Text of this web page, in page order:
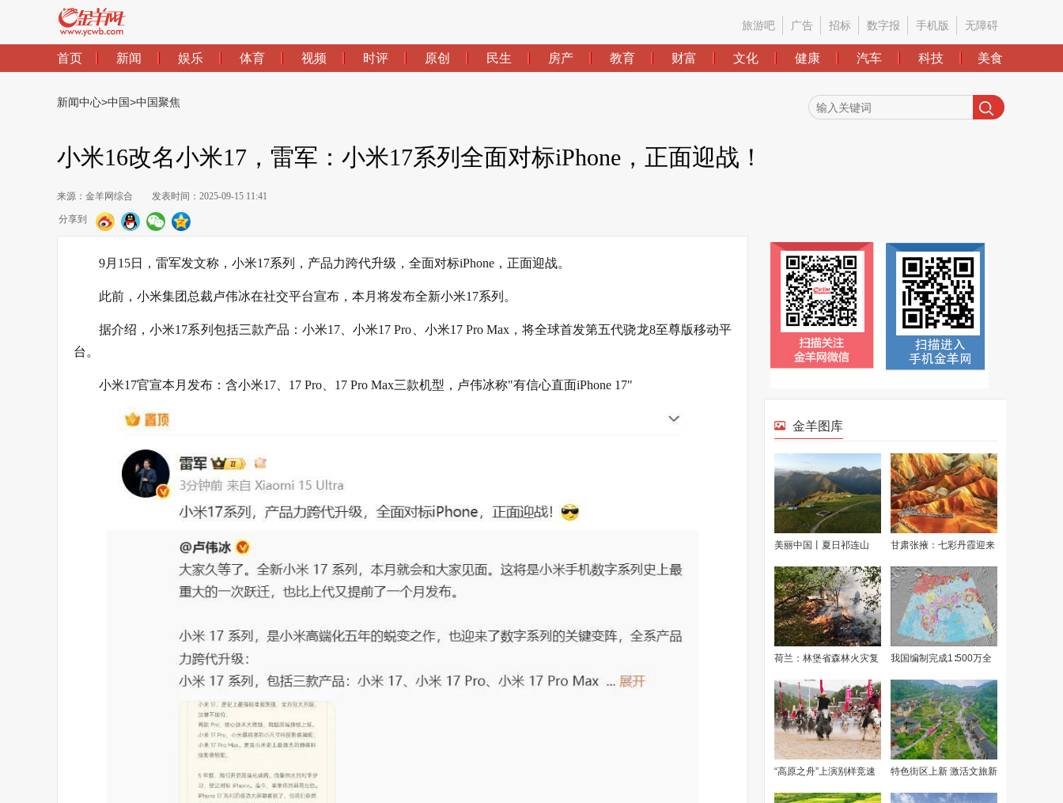
旅游吧 广告 招标 数字报 手机版 无障碍
首页 新闻 娱乐 体育 视频 时评 原创 民生 房产 教育 财富 文化 健康 汽车 科技 美食
新闻中心>中国>中国聚焦
小米16改名小米17，雷军：小米17系列全面对标iPhone，正面迎战！
来源：金羊网综合 发表时间：2025-09-15 11:41
分享到
9月15日，雷军发文称，小米17系列，产品力跨代升级，全面对标iPhone，正面迎战。
此前，小米集团总裁卢伟冰在社交平台宣布，本月将发布全新小米17系列。
据介绍，小米17系列包括三款产品：小米17、小米17 Pro、小米17 Pro Max，将全球首发第五代骁龙8至尊版移动平
台。
小米17官宣本月发布：含小米17、17 Pro、17 Pro Max三款机型，卢伟冰称"有信心直面iPhone 17"